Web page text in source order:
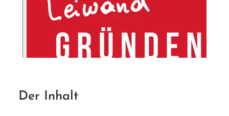
Der Inhalt